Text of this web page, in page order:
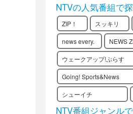
NTVの人気番組で
ZIP！ スッキリ
news every. NEWS
ウェークアップ!ぷらす
Going! Sports&News
シューイチ
NTV番組ジャンル